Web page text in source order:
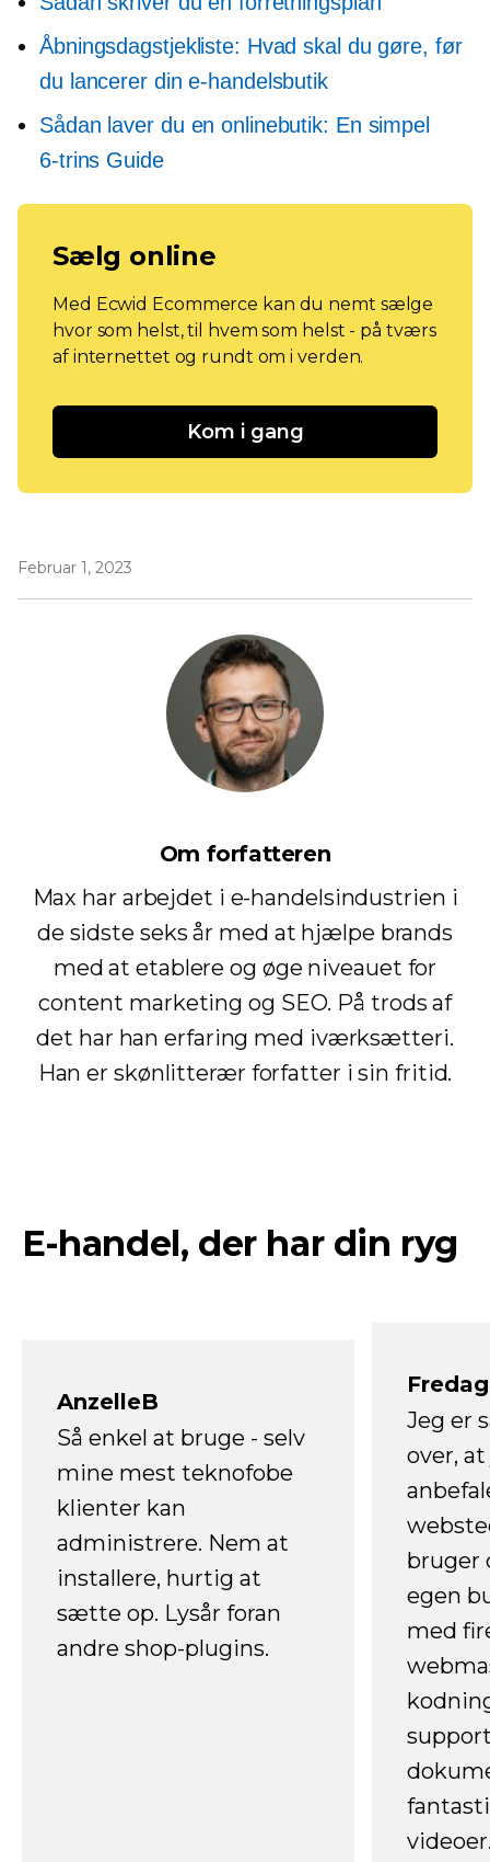
Åbningsdagstjekliste: Hvad skal du gøre, før
du lancerer din e-handelsbutik
Sådan laver du en onlinebutik: En simpel
6-trins Guide
Sælg online
Med Ecwid Ecommerce kan du nemt sælge
hvor som helst, til hvem som helst - på tværs
af internettet og rundt om i verden.
Kom i gang
Februar 1, 2023
Om forfatteren
Max har arbejdet i e-handelsindustrien i
de sidste seks år med at hjælpe brands
med at etablere og øge niveauet for
content marketing og SEO. På trods af
det har han erfaring med iværksætteri.
Han er skønlitterær forfatter i sin fritid.
E-handel, der har din ryg
AnzelleB
Så enkel at bruge - selv
mine mest teknofobe
klienter kan
administrere. Nem at
installere, hurtig at
sætte op. Lysår foran
andre shop-plugins.
Jeg er
over,
bruger
egen
med